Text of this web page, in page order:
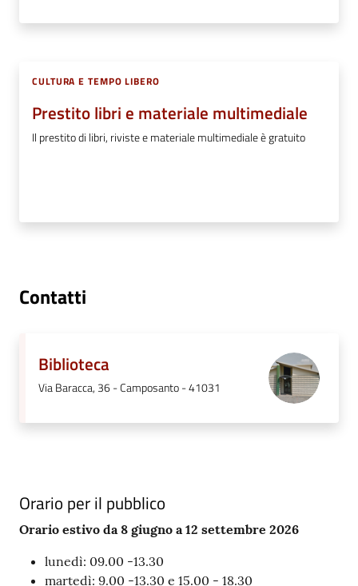
CULTURA E TEMPO LIBERO
Prestito libri e materiale multimediale
Il prestito di libri, riviste e materiale multimediale è gratuito
Contatti
Biblioteca
Via Baracca, 36 - Camposanto - 41031
Orario per il pubblico
Orario estivo da 8 giugno a 12 settembre 2026
lunedì: 09.00 -13.30
martedì: 9.00 -13.30 e 15.00 - 18.30